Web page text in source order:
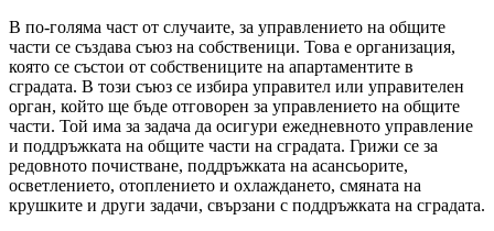
В по-голяма част от случаите, за управлението на общите
части се създава съюз на собственици. Това е организация,
която се състои от собствениците на апартаментите в
сградата. В този съюз се избира управител или управителен
орган, който ще бъде отговорен за управлението на общите
части. Той има за задача да осигури ежедневното управление
и поддръжката на общите части на сградата. Грижи се за
редовното почистване, поддръжката на асансьорите,
осветлението, отоплението и охлаждането, смяната на
крушките и други задачи, свързани с поддръжката на сградата.